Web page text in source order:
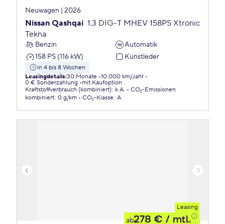
Neuwagen | 2026
Nissan Qashqai 1.3 DIG-T MHEV 158PS Xtronic
Tekna
Benzin
Automatik
158 PS (116 kW)
Kunstleder
in 4 bis 8 Wochen
Leasingdetails:30 Monate 10.000 km/Jahr
0 € Sonderzahlung
mit Kaufoption
Kraftstoffverbrauch (kombiniert): k.A.
CO₂-Emissionen
kombiniert: 0 g/km CO₂-Klasse: A
Leasing
ab278 € / mtl.